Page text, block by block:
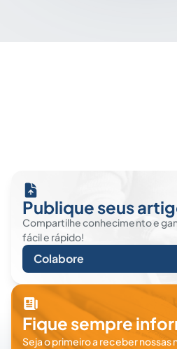
Publique seus
Compartilhe conhecimento e
fácil e rápido!
Colabore
Fique sempre
Seja o primeiro a receber nossas